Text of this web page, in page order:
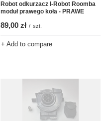
Robot odkurzacz I-Robot Roomba
moduł prawego koła - PRAWE
89,00 zł / szt.
+ Add to compare